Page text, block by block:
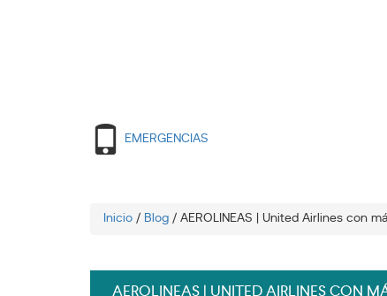
EMERGENCIAS
Inicio / Blog / AEROLINEAS | United Airlines con
AEROLINEAS | UNITED AIRLINES CON